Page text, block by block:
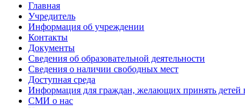
Главная
Учредитель
Информация об учреждении
Контакты
Документы
Сведения об образовательной деятельности
Сведения о наличии свободных мест
Доступная среда
Информация для граждан, желающих принять детей
СМИ о нас